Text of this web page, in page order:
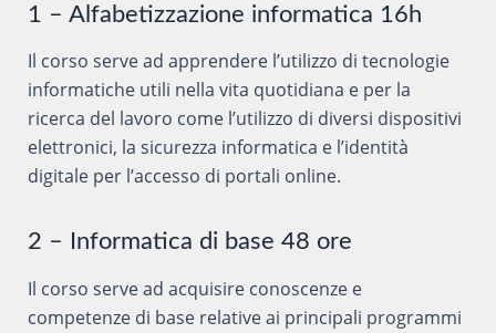
1 – Alfabetizzazione informatica 16h
Il corso serve ad apprendere l’utilizzo di tecnologie
informatiche utili nella vita quotidiana e per la
ricerca del lavoro come l’utilizzo di diversi dispositivi
elettronici, la sicurezza informatica e l’identità
digitale per l’accesso di portali online.
2 – Informatica di base 48 ore
Il corso serve ad acquisire conoscenze e
competenze di base relative ai principali programmi